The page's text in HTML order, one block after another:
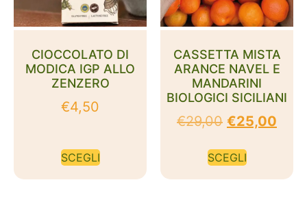
CIOCCOLATO DI
MODICA IGP ALLO
ZENZERO
€4,50
SCEGLI
CASSETTA MISTA
ARANCE NAVEL E
MANDARINI
BIOLOGICI SICILIANI
€29,00 €25,00
SCEGLI